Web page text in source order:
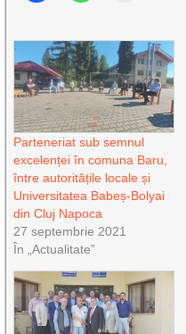
Parteneriat sub semnul
excelenței în comuna Baru,
între autoritățile locale și
Universitatea Babeș-Bolyai
din Cluj Napoca
27 septembrie 2021
În „Actualitate”